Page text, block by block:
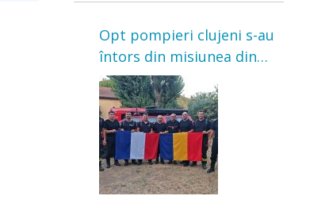
Opt pompieri clujeni s-au
întors din misiunea din
Franța. Au intervenit la
incendii de vegetație și
pădure